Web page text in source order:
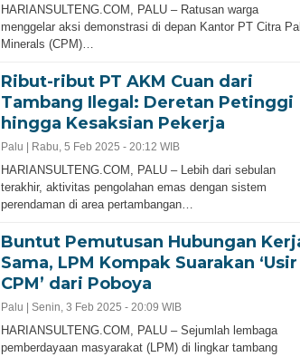
HARIANSULTENG.COM, PALU – Ratusan warga
menggelar aksi demonstrasi di depan Kantor PT Citra
Minerals (CPM)…
Ribut-ribut PT AKM Cuan dari
Tambang Ilegal: Deretan Petinggi
hingga Kesaksian Pekerja
Palu | Rabu, 5 Feb 2025 - 20:12 WIB
HARIANSULTENG.COM, PALU – Lebih dari sebulan
terakhir, aktivitas pengolahan emas dengan sistem
perendaman di area pertambangan…
Buntut Pemutusan Hubungan
Sama, LPM Kompak Suarakan ‘Usir
CPM’ dari Poboya
Palu | Senin, 3 Feb 2025 - 20:09 WIB
HARIANSULTENG.COM, PALU – Sejumlah lembaga
pemberdayaan masyarakat (LPM) di lingkar tambang